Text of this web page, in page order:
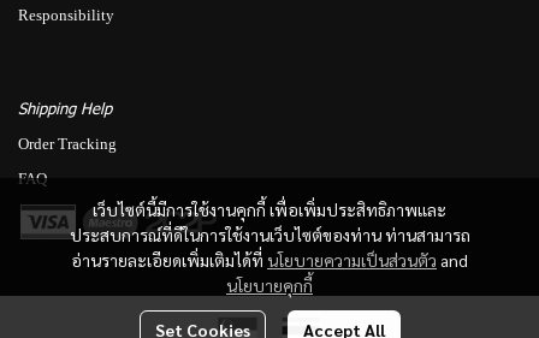
เว็บไซต์นี้มีการใช้งานคุกกี้ เพื่อเพิ่มประสิทธิภาพและ
ประสบการณ์ที่ดีในการใช้งานเว็บไซต์ของท่าน ท่านสามารถ
อ่านรายละเอียดเพิ่มเติมได้ที่ นโยบายความเป็นส่วนตัว and
นโยบายคุกกี้
Set Cookies Accept All
Responsibility
Shipping Help
Order Tracking
FAQ